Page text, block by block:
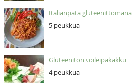
Italianpata gluteenittomana
5 peukkua
Gluteeniton voileipäkakku
4 peukkua